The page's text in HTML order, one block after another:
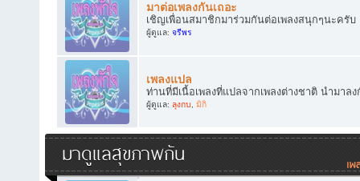
มาต่อเพลงกันเถอะ
เชิญเพื่อนสมาชิกมาร่วมกันต่อเพลงสนุกๆนะครับ
ผู้ดูแล: จรีพร
เพลงแปล
ท่านที่มีเนื้อเพลงที่แปลจากเพลงต่างชาติ นำมาล
ผู้ดูแล: ลุงกบ, มิกิ
มาดูแลสุขภาพกัน